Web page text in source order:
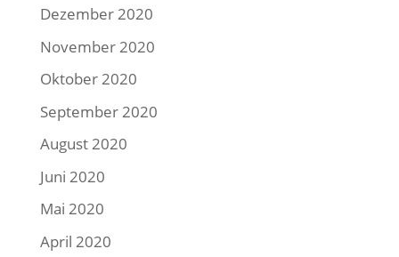
Dezember 2020
November 2020
Oktober 2020
September 2020
August 2020
Juni 2020
Mai 2020
April 2020